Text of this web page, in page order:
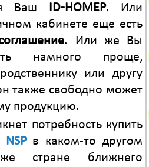
Ваш ID-НОМЕР. Или
кабинете еще есть
. Или же Вы
намного проще,
или другу
также свободно может
продукцию.
потребность купить
NSPв каком-то другом
стране ближнего